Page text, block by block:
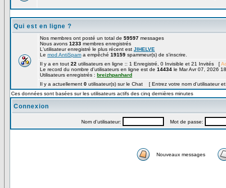
Qui est en ligne ?
Nos membres ont posté un total de 59597 messages
Nous avons 1233 membres enregistrés
L'utilisateur enregistré le plus récent est JIHELVE
Le mod AntiSpam a empêché 19159 spammeur(s) de s'inscrire.
Il y a en tout 22 utilisateurs en ligne :: 1 Enregistré, 0 Invisible et 21 Invités [
Le record du nombre d'utilisateurs en ligne est de 14434 le Mar Avr 07, 2026
Utilisateurs enregistrés : breizhpanhard
Il y a actuellement 0 utilisateur(s) sur le Chat [ Entrez votre nom d'utilisateur
Ces données sont basées sur les utilisateurs actifs des cinq dernières minutes
Connexion
Nom d'utilisateur: Mot de passe:
Nouveaux messages